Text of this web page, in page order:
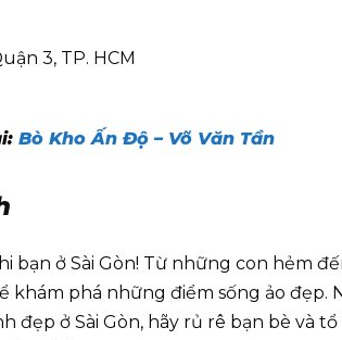
3, TP. HCM
Bò Kho Ấn Độ – Võ Văn Tần
bạn ở Sài Gòn! Từ những con hẻm
khám phá những điểm sống ảo đẹp.
đẹp ở Sài Gòn, hãy rủ rê bạn bè và